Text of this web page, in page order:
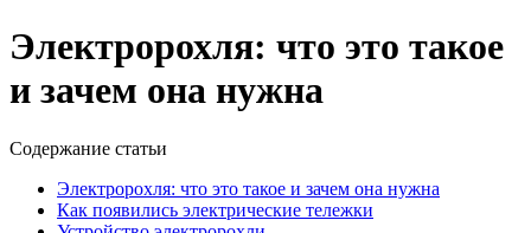
Электророхля: что это такое
и зачем она нужна
Содержание статьи
Электророхля: что это такое и зачем она нужна
Как появились электрические тележки